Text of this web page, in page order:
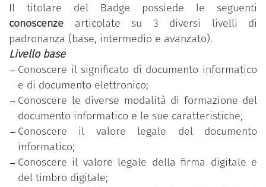
Il programma si basa sulSyllabus “Competenze
digitali per la PA”che si compone di 11 competenze
organizzate in 5 aree tematiche; ciascuna
competenza, a sua volta, si articola in un numero
variabile di conoscenze/abilità raggruppate
secondo tre livelli di padronanza (base, intermedio
e avanzato).
“Produrre, valutare e gestire documenti informatici”
è una delle 11 competenze previste nel programma
“Competenze digitali per la PA”
Il dipendente pubblico che ha conseguito il Badge
Il titolare del Badge possiede le seguenti
conoscenze articolate su 3 diversi livelli di
padronanza (base, intermedio e avanzato).
Livello base
Conoscere il significato di documento informatico
e di documento elettronico;
Conoscere le diverse modalità di formazione del
documento informatico e le sue caratteristiche;
Conoscere il valore legale del documento
informatico;
Conoscere il valore legale della firma digitale e
del timbro digitale;